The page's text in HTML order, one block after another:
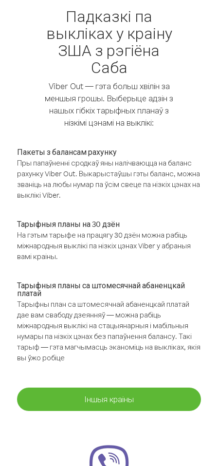
Падказкі па
выкліках у краіну
ЗША з рэгіёна
Саба
Viber Out — гэта больш хвілін за
меншыя грошы. Выберыце адзін з
нашых гібкіх тарыфных планаў з
нізкімі цэнамі на выклікі:
Пакеты з балансам рахунку
Пры папаўненні сродкаў яны налічваюцца на баланс
рахунку Viber Out. Выкарыстаўшы гэты баланс, можна
званіць на любы нумар па ўсім свеце па нізкіх цэнах на
выклікі Viber.
Тарыфныя планы на 30 дзён
На гэтым тарыфе на працягу 30 дзён можна рабіць
міжнародныя выклікі па нізкіх цэнах Viber у абраныя
вамі краіны.
Тарыфныя планы са штомесячнай абаненцкай
платай
Тарыфны план са штомесячнай абаненцкай платай
дае вам свабоду дзеянняў — можна рабіць
міжнародныя выклікі на стацыянарныя і мабільныя
нумары па нізкіх цэнах без папаўнення балансу. Такі
тарыф — гэта магчымасць эканоміць на выкліках, якія
вы ўжо робіце
Іншыя краіны